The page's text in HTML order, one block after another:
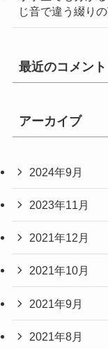
じ音で違う綴りの
最近のコメント
アーカイブ
2024年9月
2023年11月
2021年12月
2021年10月
2021年9月
2021年8月